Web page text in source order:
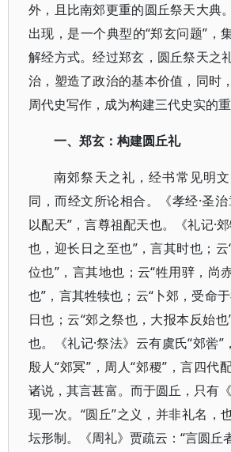
外，且比南郊更重的圆丘祭天大典
出现，是一个典型的“郑玄问题”，
解经方式。经过郑玄，圆丘祭天之
治，塑造了政治的基本价值，同时
周代史写作，成为构建三代史实的重
一、郑玄：构建圆丘礼
南郊祭天之礼，经书常见明
同，而经文所论相合。《孝经·圣
以配天”，言尊祖配天也。《礼记·
也，迎长日之至也”，言其时也；
位也”，言其地也；云“牲用骍，尚
也”，言其牲犊也；云“卜郊，受命
日也；云“郊之祭也，大报本反始
也。《礼记·祭法》云有虞氏“郊喾”
殷人“郊冥”，周人“郊稷”，言四代
诸说，其言甚富。而于圆丘，只有
现一次。“圆丘”之义，并非礼名，
坛形制。《周礼》贾疏云：“言圆丘